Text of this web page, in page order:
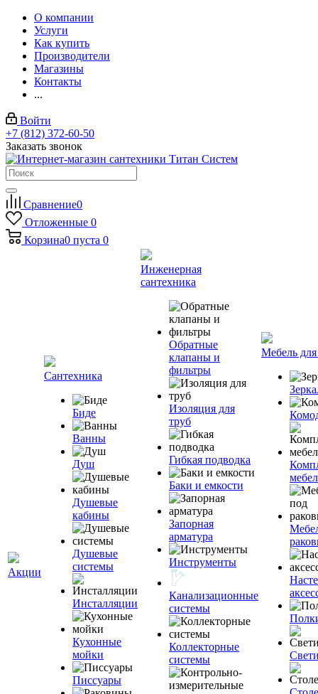
О компании
Услуги
Как купить
Производители
Магазины
Контакты
...
Войти
+7 (812) 372-60-50
Заказать звонок
Сравнение0
Отложенные 0
Корзина0 пуста 0
Акции
Сантехника
Биде
Ванны
Душ
Душевые
кабины
Душевые
системы
Инсталляции
Кухонные
мойки
Писсуары
Инженерная
сантехника
Обратные
клапаны и
фильтры
Изоляция для
труб
Гибкая подводка
Баки и емкости
Запорная
арматура
Инструменты
Канализационные
системы
Коллекторные
системы
Мебель